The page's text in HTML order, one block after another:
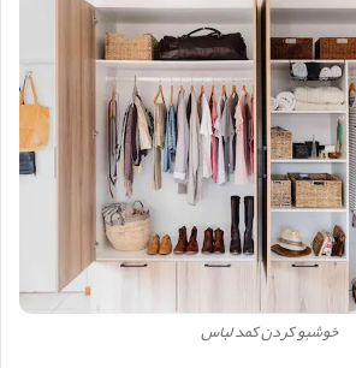
خوشبو کردن کمد لباس